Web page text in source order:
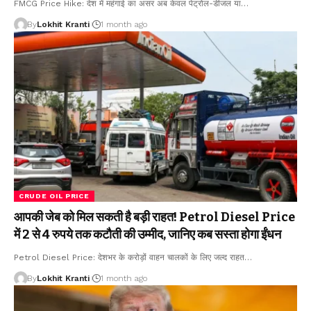
FMCG Price Hike: देश में महंगाई का असर अब केवल पेट्रोल-डीजल या…
ByLokhit Kranti 1 month ago
CRUDE OIL PRICE
आपकी जेब को मिल सकती है बड़ी राहत! Petrol Diesel Price
में 2 से 4 रुपये तक कटौती की उम्मीद, जानिए कब सस्ता होगा ईंधन
Petrol Diesel Price: देशभर के करोड़ों वाहन चालकों के लिए जल्द राहत…
ByLokhit Kranti 1 month ago